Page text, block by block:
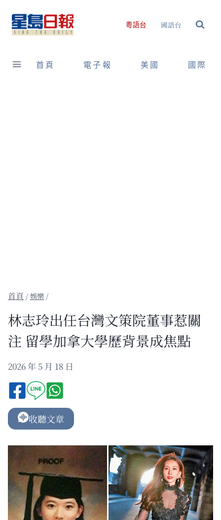
content
粵語台 國語台
首頁 電子報 美國 國際
/娛樂 /
林志玲出任台灣文策院董事惹關
注 留學加拿大學歷背景成焦點
2026 年 5 月 18 日
收聽文章